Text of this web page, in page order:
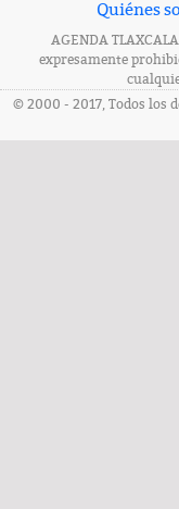
Quiénes
AGENDA
expresamente
© 2000 - 2017, Todos los